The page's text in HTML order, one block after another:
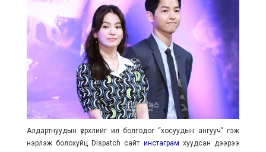
Алдартнуудын үерхлийг ил болгодог “хосуудын ангууч” гэж
нэрлэж болохуйц Dispatch сайт инстаграм хуудсан дээрээ